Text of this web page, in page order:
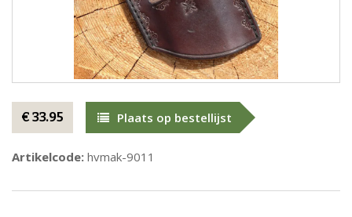
€ 33.95 Plaats op bestellijst
Artikelcode: hvmak-9011